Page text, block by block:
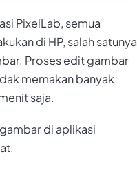
PixelLab, semua
di HP, salah satunya
Proses edit gambar
memakan banyak
saja.
di aplikasi